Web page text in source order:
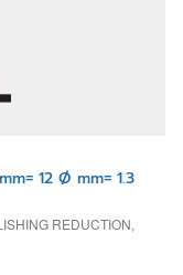
12 Ø mm= 1.3
REDUCTION,